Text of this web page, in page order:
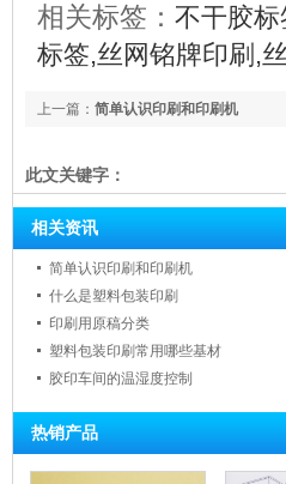
相关标签： 不干胶
标签,丝网铭牌印刷,
上一篇： 简单认识印刷和印刷机
此文关键字：
相关资讯
简单认识印刷和印刷机
什么是塑料包装印刷
印刷用原稿分类
塑料包装印刷常用哪些基材
胶印车间的温湿度控制
热销产品